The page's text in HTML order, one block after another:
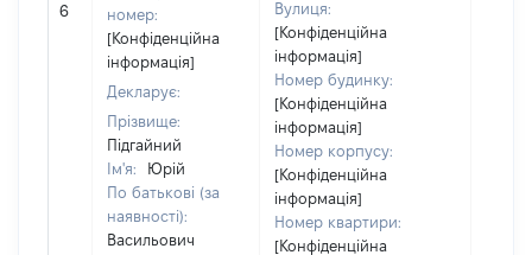
6
номер:
[Конфіденційна
інформація]
Декларує:
Прізвище:
Підгайний
Ім'я:
Юрій
По батькові (за
наявності):
Васильович
Вулиця:
[Конфіденційна
інформація]
Номер будинку:
[Конфіденційна
інформація]
Номер корпусу:
[Конфіденційна
інформація]
Номер квартири:
[Конфіденційна